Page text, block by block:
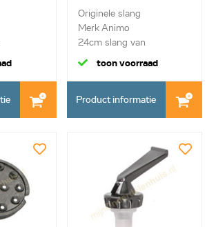
Originele slang
Merk Animo
24cm slang van
inlaatventiel na...
toon voorraad
Product informatie